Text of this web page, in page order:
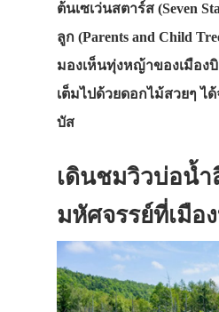
ต้นเซเว่นสตาร์ส (Seven
ลูก (Parents and Child
มองเห็นทุ่งหญ้าของเมืองบิ
เต็มไปด้วยดอกไม้สวยๆ ไ
บัส
เดินชมวิวบ่อน้
มหัศจรรย์ที่เมือ